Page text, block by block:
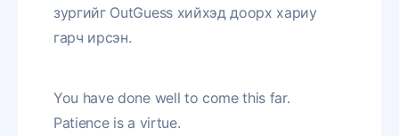
зургийг OutGuess хийхэд доорх хариу
гарч ирсэн.
You have done well to come this far.
Patience is a virtue.